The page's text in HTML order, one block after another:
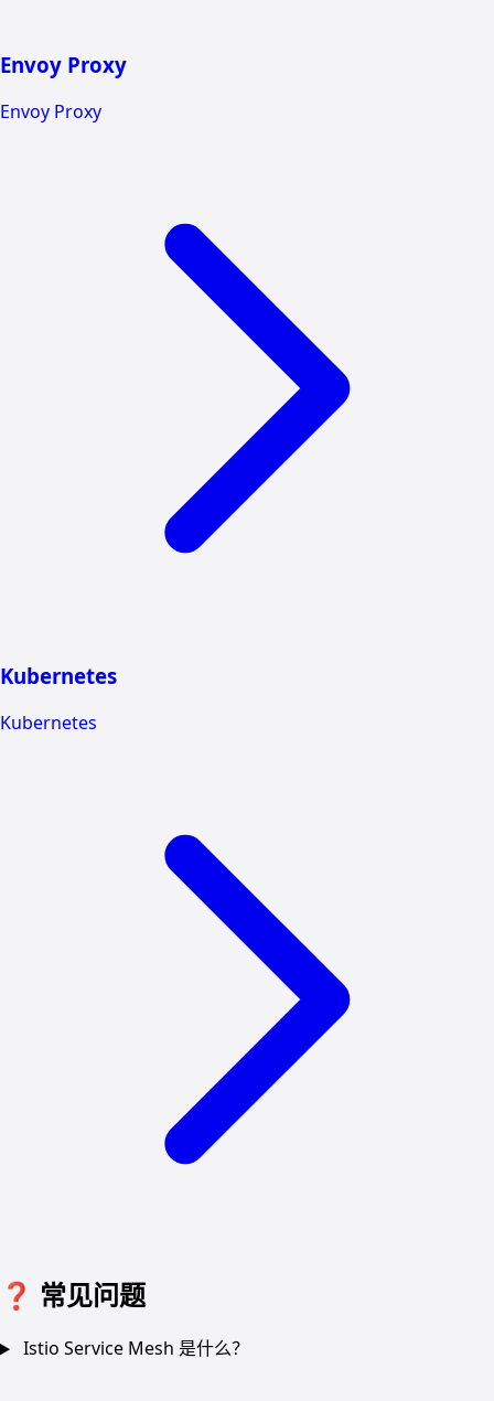
Envoy Proxy
Envoy Proxy
Kubernetes
Kubernetes
❓ 常见问题
Istio Service Mesh 是什么？